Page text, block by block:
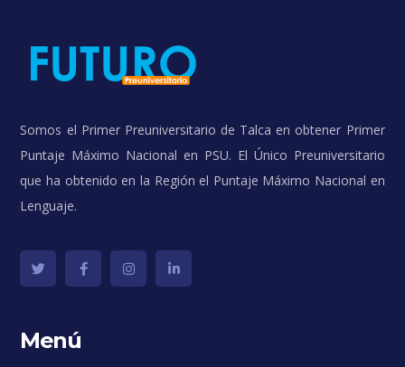
Somos el Primer Preuniversitario de Talca en obtener Primer
Puntaje Máximo Nacional en PSU. El Único Preuniversitario
que ha obtenido en la Región el Puntaje Máximo Nacional en
Lenguaje.
Menú